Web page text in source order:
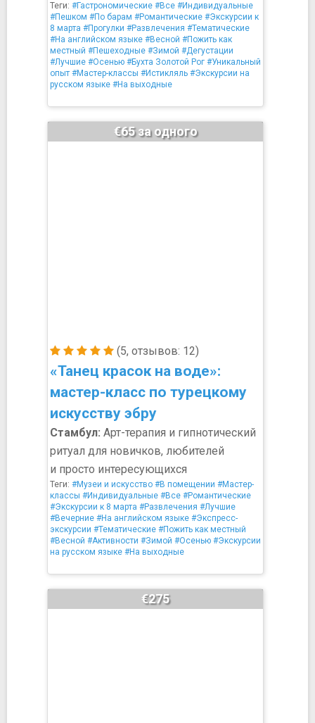
Теги: #Гастрономические #Все #Индивидуальные
#Пешком #По барам #Романтические #Экскурсии к
8 марта #Прогулки #Развлечения #Тематические
#На английском языке #Весной #Пожить как
местный #Пешеходные #Зимой #Дегустации
#Лучшие #Осенью #Бухта Золотой Рог #Уникальный
опыт #Мастер-классы #Истикляль #Экскурсии на
русском языке #На выходные
(5, отзывов: 12)
«Танец красок на воде»:
мастер-класс по турецкому
искусству эбру
€65 за одного
Стамбул: Арт-терапия и гипнотический
ритуал для новичков, любителей
и просто интересующихся
Теги: #Музеи и искусство #В помещении #Мастер-
классы #Индивидуальные #Все #Романтические
#Экскурсии к 8 марта #Развлечения #Лучшие
#Вечерние #На английском языке #Экспресс-
экскурсии #Тематические #Пожить как местный
#Весной #Активности #Зимой #Осенью #Экскурсии
на русском языке #На выходные
€275